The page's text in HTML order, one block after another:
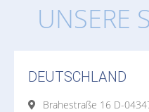
UNSERE
DEUTSCHLAND
Brahestraße 16 D-